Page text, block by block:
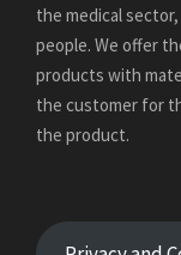
the medical
people. We offer
products with
the customer for
the product.